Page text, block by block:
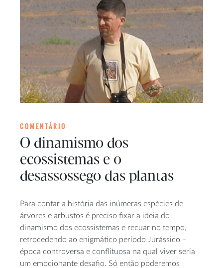
COMENTÁRIO
O dinamismo dos
ecossistemas e o
desassossego das plantas
Para contar a história das inúmeras espécies de
árvores e arbustos é preciso fixar a ideia do
dinamismo dos ecossistemas e recuar no tempo,
retrocedendo ao enigmático período Jurássico –
época controversa e conflituosa na qual viver seria
um emocionante desafio. Só então poderemos